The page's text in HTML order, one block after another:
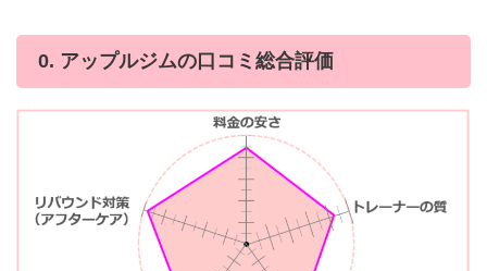
0. アップルジムの口コミ総合評価